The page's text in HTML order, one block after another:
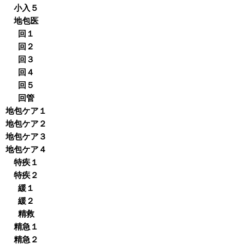
小入５
地包医
回１
回２
回３
回４
回５
回管
地包ケア１
地包ケア２
地包ケア３
地包ケア４
特疾１
特疾２
緩１
緩２
精救
精急１
精急２